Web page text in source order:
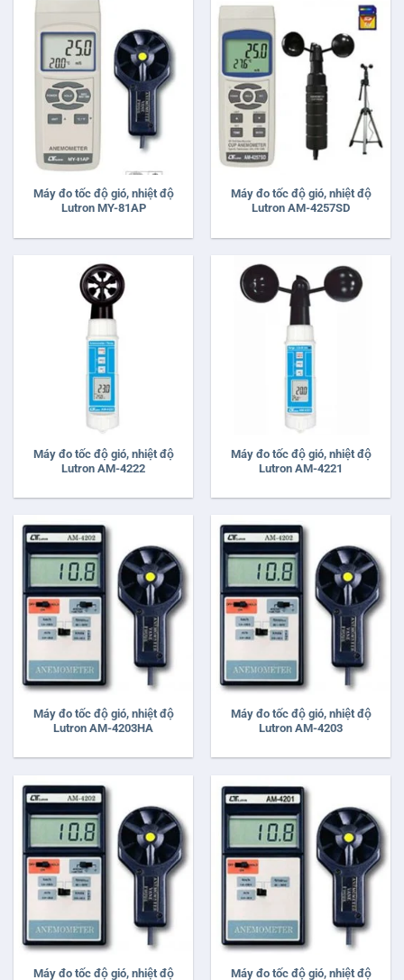
Máy đo tốc độ gió, nhiệt độ
Lutron MY-81AP
Máy đo tốc độ gió, nhiệt độ
Lutron AM-4257SD
Máy đo tốc độ gió, nhiệt độ
Lutron AM-4222
Máy đo tốc độ gió, nhiệt độ
Lutron AM-4221
Máy đo tốc độ gió, nhiệt độ
Lutron AM-4203HA
Máy đo tốc độ gió, nhiệt độ
Lutron AM-4203
Máy đo tốc độ gió, nhiệt độ Máy đo tốc độ gió, nhiệt độ